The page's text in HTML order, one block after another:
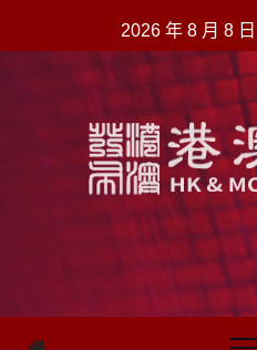
至
2026 年 8 月 8 日